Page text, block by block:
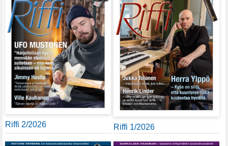
Riffi 2/2026 Riffi 1/2026